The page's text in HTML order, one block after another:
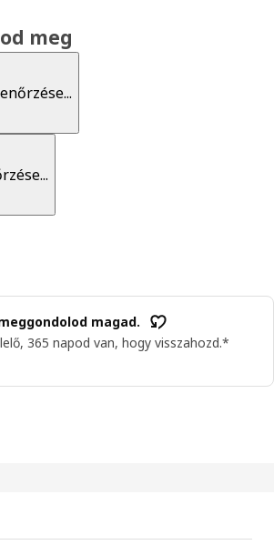
meg
magad.
365 napod van, hogy visszahozd.*